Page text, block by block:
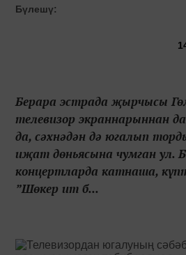
Бүлешү:
Берара эстрада җырчысы
телевизор экраннарыннан да
да, сәхнәдән дә югалып
иҗат дөньясына чумган ул.
концертларда катнаша,
”Шөкер ит б...